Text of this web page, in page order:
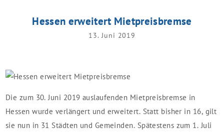
Hessen erweitert Mietpreisbremse
13. Juni 2019
Die zum 30. Juni 2019 auslaufenden Mietpreisbremse in
Hessen wurde verlängert und erweitert. Statt bisher in 16, gilt
sie nun in 31 Städten und Gemeinden. Spätestens zum 1. Juli